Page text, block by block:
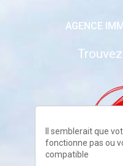
AGENCE
Il semblerait que
fonctionne pas ou
compatible